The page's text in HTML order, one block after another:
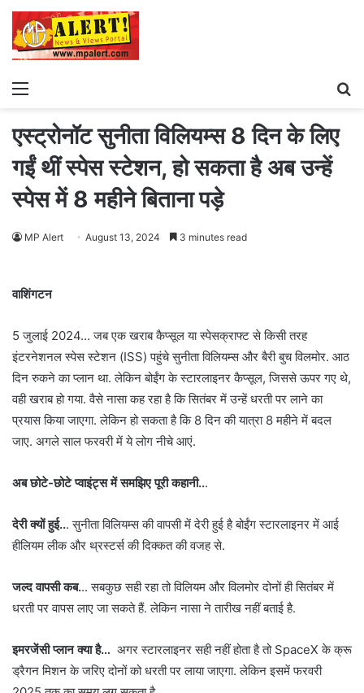
Menu
एस्ट्रोनॉट सुनीता विलियम्स 8 दिन के लिए
गईं थीं स्पेस स्टेशन, हो सकता है अब उन्हें
स्पेस में 8 महीने बिताना पड़े
MP Alert August 13, 2024 3 minutes read
वाशिंगटन
5 जुलाई 2024… जब एक खराब कैप्सूल या स्पेसक्राफ्ट से किसी तरह
इंटरनेशनल स्पेस स्टेशन (ISS) पहुंचे सुनीता विलियम्स और बैरी बुच विलमोर. आठ
दिन रुकने का प्लान था. लेकिन बोईंग के स्टारलाइनर कैप्सूल, जिससे ऊपर गए थे,
वही खराब हो गया. वैसे नासा कह रहा है कि सितंबर में उन्हें धरती पर लाने का
प्रयास किया जाएगा. लेकिन हो सकता है कि 8 दिन की यात्रा 8 महीने में बदल
जाए. अगले साल फरवरी में ये लोग नीचे आएं.
अब छोटे-छोटे प्वाइंट्स में समझिए पूरी कहानी...
देरी क्यों हुई... सुनीता विलियम्स की वापसी में देरी हुई है बोईंग स्टारलाइनर में आई
हीलियम लीक और थ्रस्टर्स की दिक्कत की वजह से.
जल्द वापसी कब... सबकुछ सही रहा तो विलियम और विलमोर दोनों ही सितंबर में
धरती पर वापस लाए जा सकते हैं. लेकिन नासा ने तारीख नहीं बताई है.
इमरजेंसी प्लान क्या है… अगर स्टारलाइनर सही नहीं होता है तो SpaceX के क्रू
ड्रैगन मिशन के जरिए दोनों को धरती पर लाया जाएगा. लेकिन इसमें फरवरी